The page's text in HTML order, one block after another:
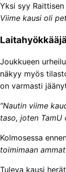
Yksi syy
Viime kausi oli
Joukkueen
näkyy myös
on varmasti
”Nautin viime
taso, joten TamU
Kolmosessa
toimimaan
Tuleva kausi